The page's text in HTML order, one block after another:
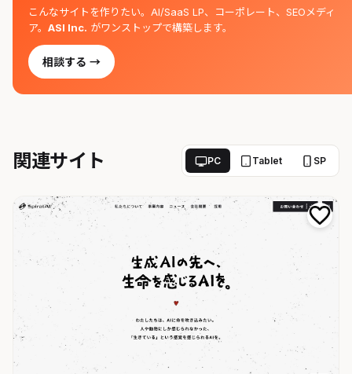
こんなサイトを作りたい。AI/SaaS LP、コーポレート、SEOメディ
ア。 ASI Inc. がワンストップで構築します。
相談する →
関連サイト PC Tablet SP